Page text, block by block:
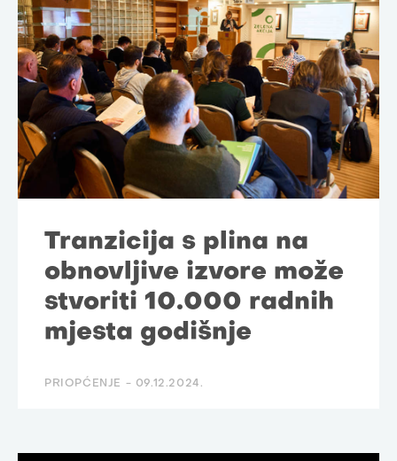
Tranzicija s plina na
obnovljive izvore može
stvoriti 10.000 radnih
mjesta godišnje
PRIOPĆENJE - 09.12.2024.